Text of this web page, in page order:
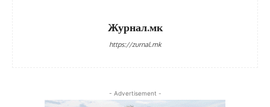
Журнал.мк
https://zurnal.mk
- Advertisement -